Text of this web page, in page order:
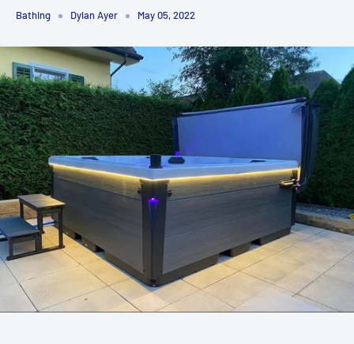
Bathing Dylan Ayer May 05, 2022